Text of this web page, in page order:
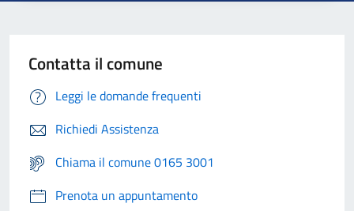
Contatta il comune
Leggi le domande frequenti
Richiedi Assistenza
Chiama il comune 0165 3001
Prenota un appuntamento